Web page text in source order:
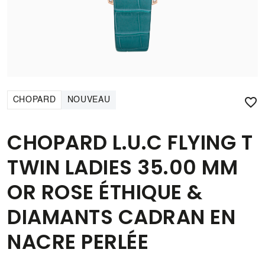
CHOPARD NOUVEAU 
CHOPARD L.U.C FLYING T
TWIN LADIES 35.00 MM
OR ROSE ÉTHIQUE &
DIAMANTS CADRAN EN
NACRE PERLÉE